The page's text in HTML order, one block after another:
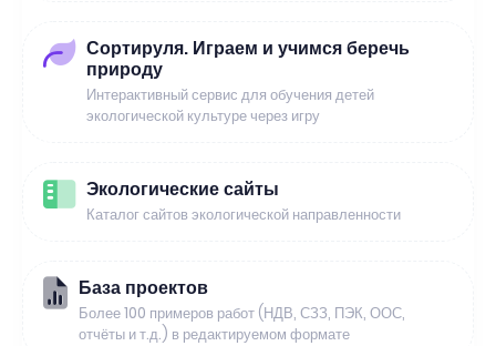
Сортируля. Играем и учимся беречь
природу
Интерактивный сервис для обучения детей
экологической культуре через игру
Экологические сайты
Каталог сайтов экологической направленности
База проектов
Более 100 примеров работ (НДВ, СЗЗ, ПЭК, ООС,
отчёты и т.д.) в редактируемом формате